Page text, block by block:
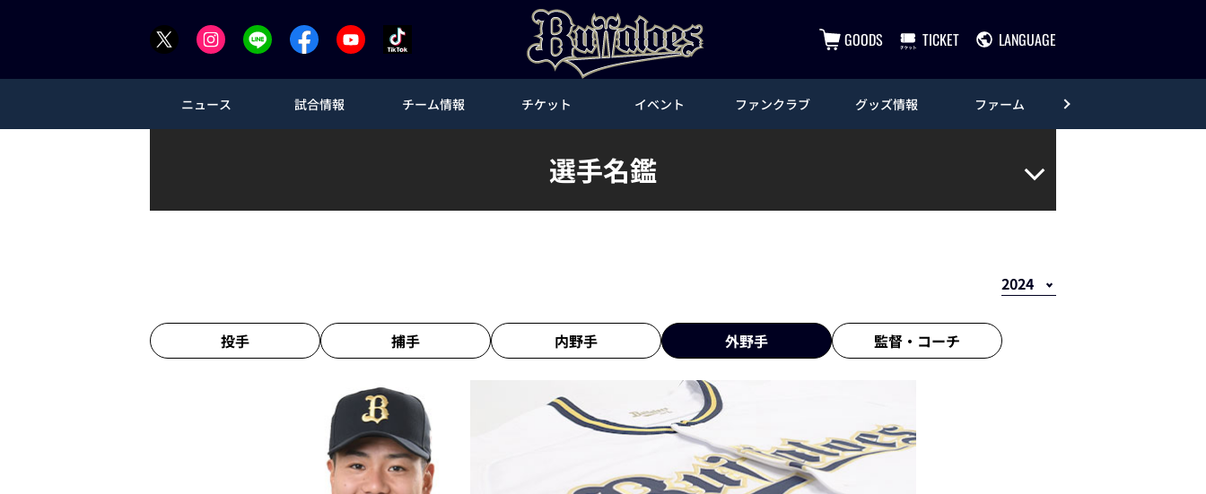
GOODS TICKET LANGUAGE
ニュース 試合情報 チーム情報 チケット イベント ファンクラブ グッズ情報 ファーム
選手名鑑
投手 捕手 内野手 外野手 監督・ コーチ